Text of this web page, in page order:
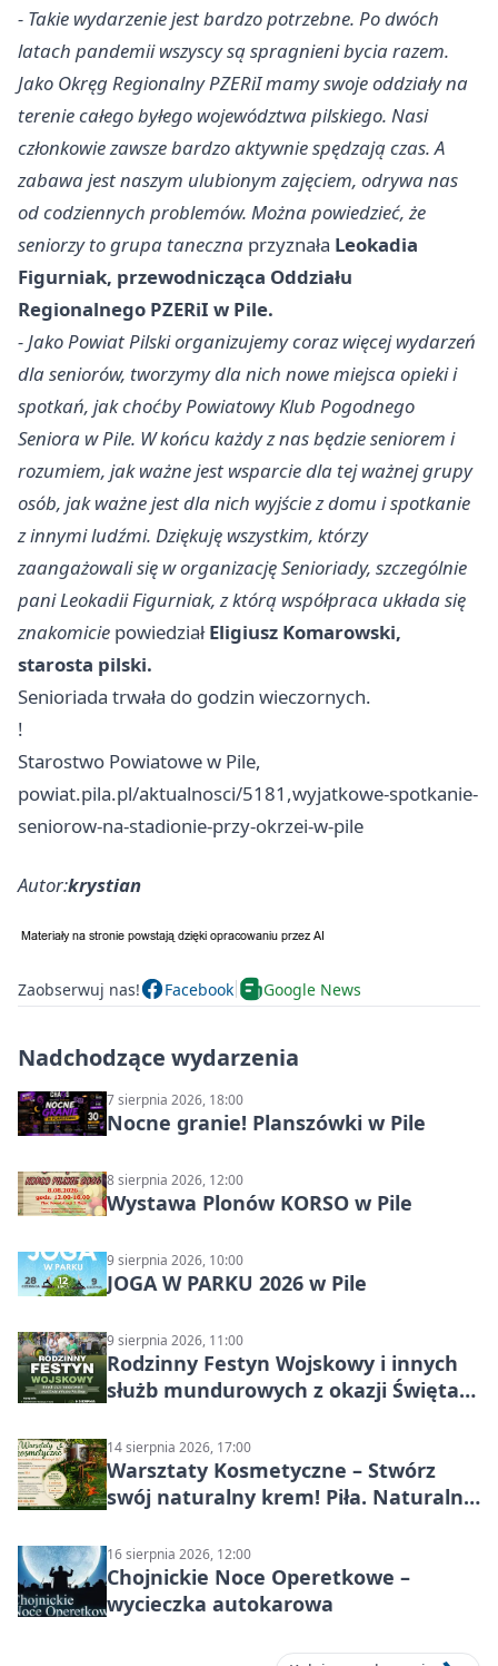
- Takie wydarzenie jest bardzo potrzebne. Po dwóch
latach pandemii wszyscy są spragnieni bycia razem.
Jako Okręg Regionalny PZERiI mamy swoje oddziały na
terenie całego byłego województwa pilskiego. Nasi
członkowie zawsze bardzo aktywnie spędzają czas. A
zabawa jest naszym ulubionym zajęciem, odrywa nas
od codziennych problemów. Można powiedzieć, że
seniorzy to grupa taneczna przyznała Leokadia
Figurniak, przewodnicząca Oddziału
Regionalnego PZERiI w Pile.
- Jako Powiat Pilski organizujemy coraz więcej wydarzeń
dla seniorów, tworzymy dla nich nowe miejsca opieki i
spotkań, jak choćby Powiatowy Klub Pogodnego
Seniora w Pile. W końcu każdy z nas będzie seniorem i
rozumiem, jak ważne jest wsparcie dla tej ważnej grupy
osób, jak ważne jest dla nich wyjście z domu i spotkanie
z innymi ludźmi. Dziękuję wszystkim, którzy
zaangażowali się w organizację Senioriady, szczególnie
pani Leokadii Figurniak, z którą współpraca układa się
znakomicie powiedziałEligiusz Komarowski,
starosta pilski.
Senioriada trwała do godzin wieczornych.
!
Starostwo Powiatowe w Pile,
powiat.pila.pl/aktualnosci/5181,wyjatkowe-spotkanie-
seniorow-na-stadionie-przy-okrzei-w-pile
Autor:krystian
Zaobserwuj nas! Facebook Google News
Nadchodzące wydarzenia
7 sierpnia 2026, 18:00
Nocne granie! Planszówki w Pile
8 sierpnia 2026, 12:00
Wystawa Plonów KORSO w Pile
9 sierpnia 2026, 10:00
JOGA W PARKU 2026 w Pile
9 sierpnia 2026, 11:00
Rodzinny Festyn Wojskowy i innych
służb mundurowych z okazji Święta
14 sierpnia 2026, 17:00
Warsztaty Kosmetyczne – Stwórz
swój naturalny krem! Piła. Naturalna
16 sierpnia 2026, 12:00
Chojnickie Noce Operetkowe –
wycieczka autokarowa